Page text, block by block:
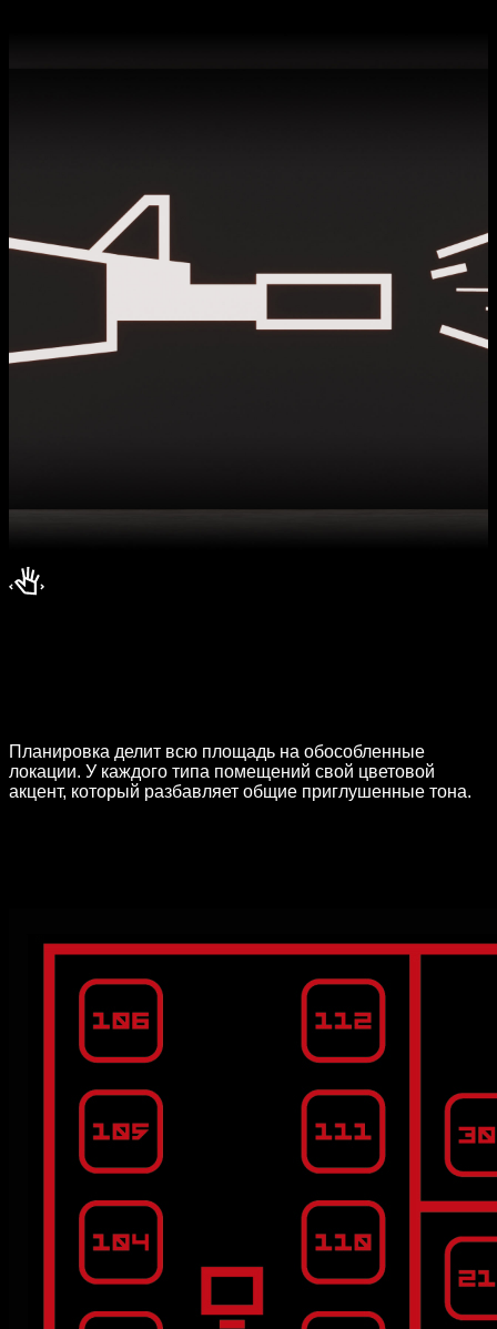
Планировка делит всю площадь на обособленные
локации. У каждого типа помещений свой цветовой
акцент, который разбавляет общие приглушенные тона.